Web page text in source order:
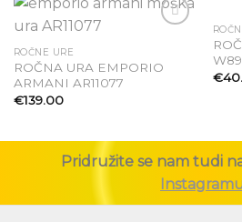
na seznam
ROČNE URE
ROČNA URA EMPORIO
ARMANI AR11077
€139.00
€
Pridružite se nam tudi